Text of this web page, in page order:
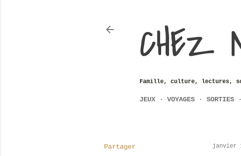
CHEZ
Famille, culture, lectures,
JEUX VOYAGES SORTIES
Partager janvier